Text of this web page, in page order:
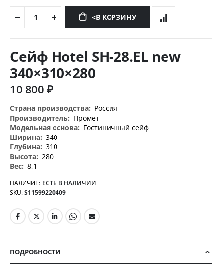
<В КОРЗИНУ
началу
изображений
Сейф Hotel SH-28.EL new
340×310×280
10 800 ₽
Дополнительная
информация
Россия
Промет
Гостиничный сейф
340
310
280
8,1
НАЛИЧИЕ: ЕСТЬ В НАЛИЧИИ
SKU S11599220409
ПОДРОБНОСТИ